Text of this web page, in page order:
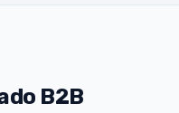
B2B